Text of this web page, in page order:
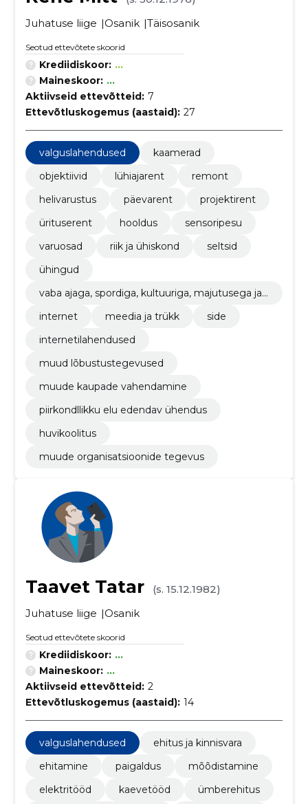
Juhatuse liige
Osanik Täisosanik
Seotud ettevõtete skoorid
Krediidiskoor: ...
Maineskoor: ...
Aktiivseid ettevõtteid: 7
Ettevõtluskogemus (aastaid): 27
valguslahendused
kaamerad
objektiivid
lühiajarent
remont
helivarustus
päevarent
projektirent
ürituserent
hooldus
sensoripesu
varuosad
riik ja ühiskond
seltsid
ühingud
vaba ajaga, spordiga, kultuuriga, majutusega ja r
internet
meedia ja trükk
side
internetilahendused
muud lõbustustegevused
muude kaupade vahendamine
piirkondllikku elu edendav ühendus
huvikoolitus
muude organisatsioonide tegevus
Taavet Tatar
(s. 15.12.1982)
Juhatuse liige
Osanik
Seotud ettevõtete skoorid
Krediidiskoor: ...
Maineskoor: ...
Aktiivseid ettevõtteid: 2
Ettevõtluskogemus (aastaid): 14
valguslahendused
ehitus ja kinnisvara
ehitamine
paigaldus
mõõdistamine
elektritööd
kaevetööd ümberehitus